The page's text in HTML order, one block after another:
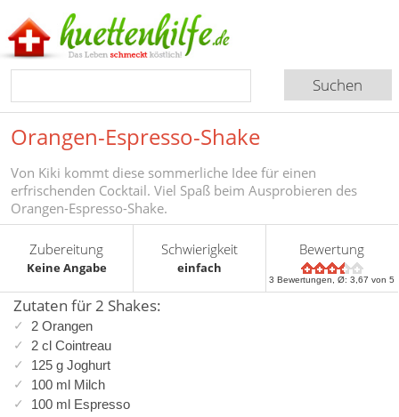
Orangen-Espresso-Shake
Von Kiki kommt diese sommerliche Idee für einen
erfrischenden Cocktail. Viel Spaß beim Ausprobieren des
Orangen-Espresso-Shake.
Zubereitung
Keine Angabe
Schwierigkeit
einfach
Bewertung
3 Bewertungen, Ø:3,67 von 5
Zutaten für 2 Shakes:
2 Orangen
2 cl Cointreau
125 g Joghurt
100 ml Milch
100 ml Espresso